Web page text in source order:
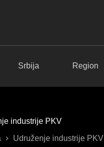
Srbija Region
industrije PKV
Udruženje industrije PKV